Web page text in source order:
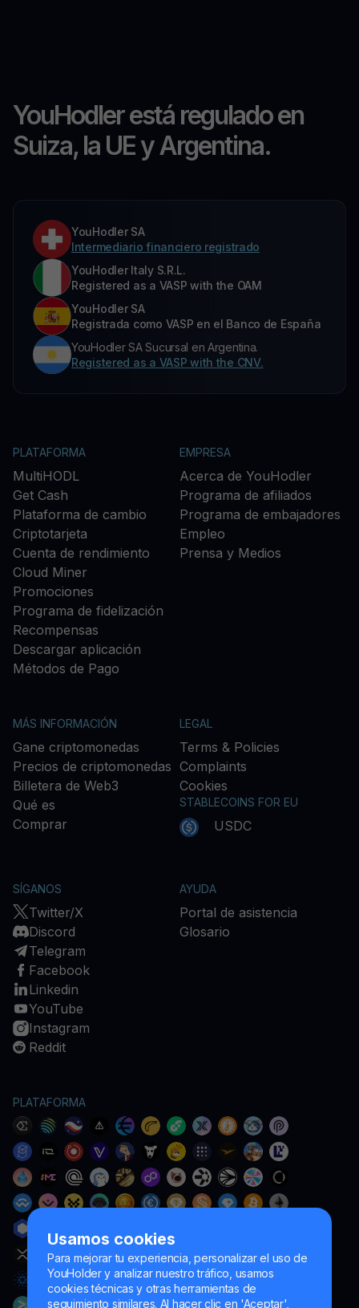
Usamos cookies
Para mejorar tu experiencia, personalizar el uso de
YouHolder y analizar nuestro tráfico, usamos
cookies técnicas y otras herramientas de
seguimiento similares. Al hacer clic en 'Aceptar',
YouHodler está regulado en
Suiza, la UE y Argentina.
YouHodler SA
Intermediario financiero registrado
YouHodler Italy S.R.L.
Registered as a VASP with the OAM
YouHodler SA
Registrada como VASP en el Banco de España
YouHodler SA Sucursal en Argentina.
Registered as a VASP with the CNV.
PLATAFORMA
MultiHODL
Get Cash
Plataforma de cambio
Criptotarjeta
Cuenta de rendimiento
Cloud Miner
Promociones
Programa de fidelización
Recompensas
Descargar aplicación
Métodos de Pago
EMPRESA
Acerca de YouHodler
Programa de afiliados
Programa de embajadores
Empleo
Prensa y Medios
MÁS INFORMACIÓN
Gane criptomonedas
Precios de criptomonedas
Billetera de Web3
Qué es
Comprar
LEGAL
Terms & Policies
Complaints
Cookies
STABLECOINS FOR EU
USDC
SÍGANOS
Twitter/X
Discord
Telegram
Facebook
Linkedin
YouTube
Instagram
Reddit
AYUDA
Portal de asistencia
Glosario
PLATAFORMA